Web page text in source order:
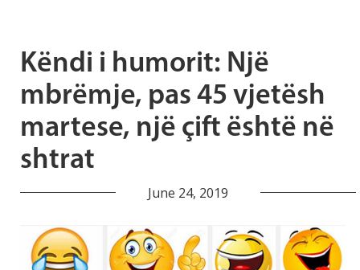
Këndi i humorit: Një
mbrëmje, pas 45 vjetësh
martese, një çift është në
shtrat
June 24, 2019